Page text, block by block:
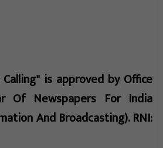
is approved by Office
Of Newspapers For India
And Broadcasting). RNI: